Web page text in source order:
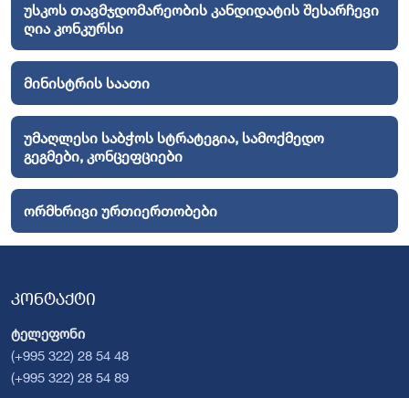
უსკოს თავმჯდომარეობის კანდიდატის შესარჩევი
ღია კონკურსი
მინისტრის საათი
უმაღლესი საბჭოს სტრატეგია, სამოქმედო
გეგმები, კონცეფციები
ორმხრივი ურთიერთობები
კონტაქტი
ტელეფონი
(+995 322) 28 54 48
(+995 322) 28 54 89